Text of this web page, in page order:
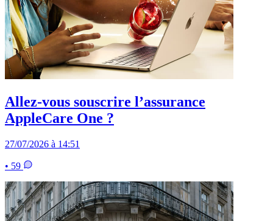
Allez-vous souscrire l’assurance
AppleCare One ?
27/07/2026 à 14:51
• 59